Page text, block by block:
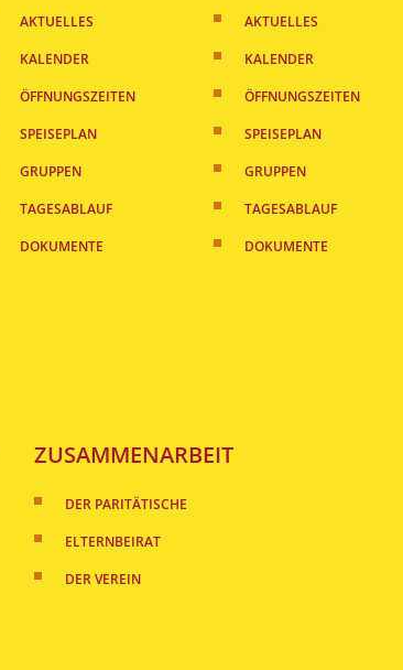
AKTUELLES
KALENDER
ÖFFNUNGSZEITEN
SPEISEPLAN
GRUPPEN
TAGESABLAUF
DOKUMENTE
AKTUELLES
KALENDER
ÖFFNUNGSZEITEN
SPEISEPLAN
GRUPPEN
TAGESABLAUF
DOKUMENTE
ZUSAMMENARBEIT
DER PARITÄTISCHE
ELTERNBEIRAT
DER VEREIN